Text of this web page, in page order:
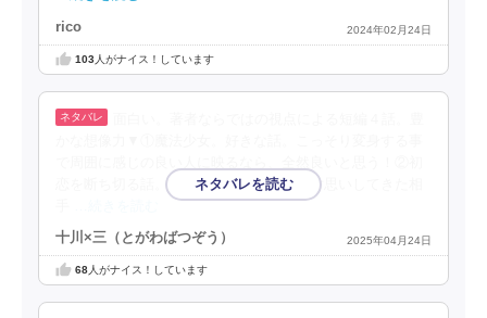
rico 2024年02月24日
103人がナイス！しています
恋を断ち切る話。男側にすれば、勝手に片思いしてきた相
十川×三（とがわばつぞう） 2025年04月24日
68人がナイス！しています